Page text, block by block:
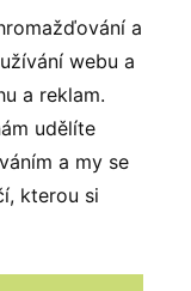
materiálů
vůči
vlivům.
a
webu a
a reklam.
udělíte
a my se
kterou si